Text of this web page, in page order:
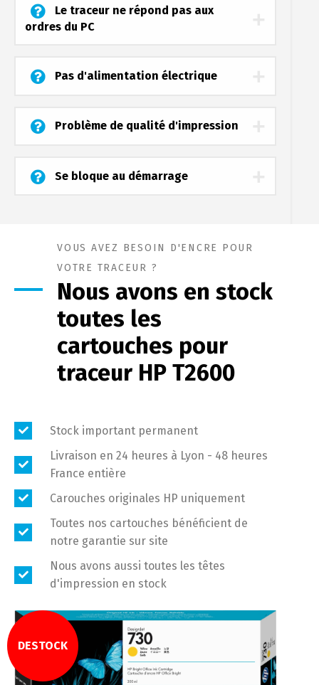
Le traceur ne répond pas aux
ordres du PC
Pas d'alimentation électrique
Problème de qualité d'impression
Se bloque au démarrage
VOUS AVEZ BESOIN D'ENCRE POUR
VOTRE TRACEUR ?
Nous avons en stock
toutes les
cartouches pour
traceur HP T2600
Stock important permanent
Livraison en 24 heures à Lyon - 48 heures
France entière
Carouches originales HP uniquement
Toutes nos cartouches bénéficient de
notre garantie sur site
Nous avons aussi toutes les têtes
d'impression en stock
DESTOCK